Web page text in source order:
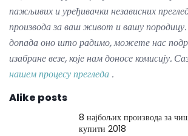
пажљивих и уређивачки независних
производа за ваш живот и вашу породицу.
допада оно што радимо, можете нас
изабране везе, које нам доносе комисију.
нашем процесу прегледа .
Alike posts
8 најбољих производа за
купити 2018